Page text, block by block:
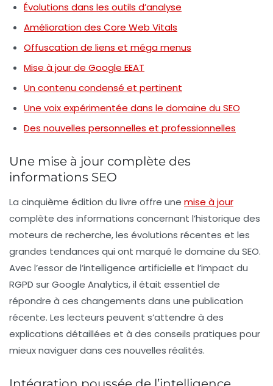
Évolutions dans les outils d’analyse
Amélioration des Core Web Vitals
Offuscation de liens et méga menus
Mise à jour de Google EEAT
Un contenu condensé et pertinent
Une voix expérimentée dans le domaine du SEO
Des nouvelles personnelles et professionnelles
Une mise à jour complète des
informations SEO
La cinquième édition du livre offre une mise à jour
complète des informations concernant l’historique des
moteurs de recherche, les évolutions récentes et les
grandes tendances qui ont marqué le domaine du SEO.
Avec l’essor de l’intelligence artificielle et l’impact du
RGPD sur Google Analytics, il était essentiel de
répondre à ces changements dans une publication
récente. Les lecteurs peuvent s’attendre à des
explications détaillées et à des conseils pratiques pour
mieux naviguer dans ces nouvelles réalités.